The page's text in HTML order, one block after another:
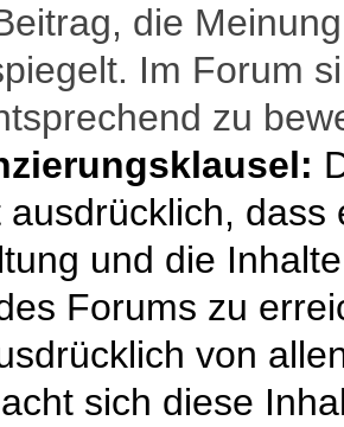
die
Im Forum
zu
ausdrücklich,
und die
Forums zu
von
sich diese